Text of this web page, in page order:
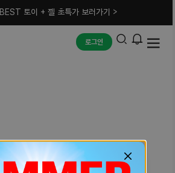
BEST 토이 + 젤 초특가 보러가기 >
로그인